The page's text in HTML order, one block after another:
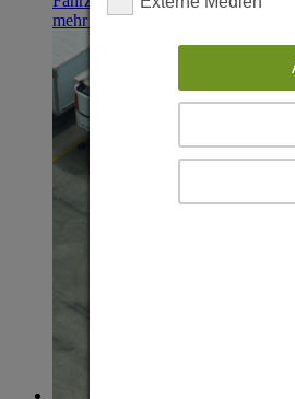
mehr erfahren